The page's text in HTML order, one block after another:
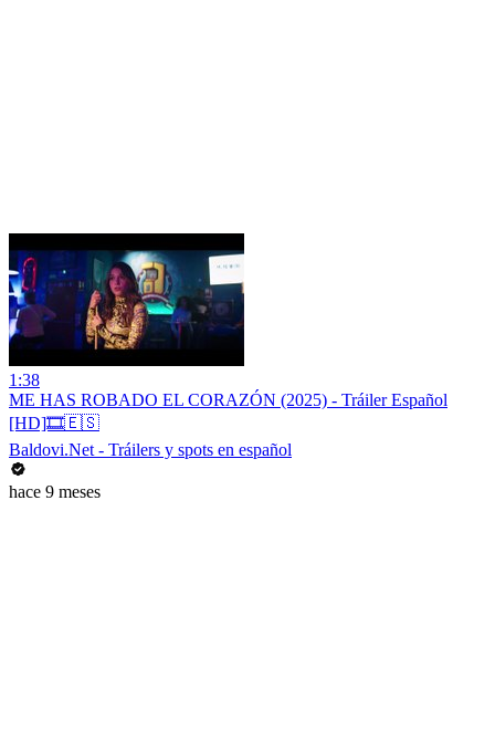
1:38
ME HAS ROBADO EL CORAZÓN (2025) - Tráiler Español
[HD]🎞️🇪🇸
Baldovi.Net - Tráilers y spots en español
hace 9 meses